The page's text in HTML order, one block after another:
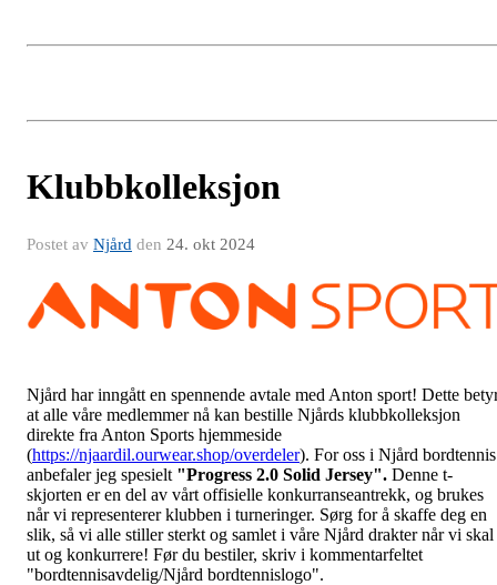
Klubbkolleksjon
Postet av Njård den 24. okt 2024
Njård har inngått en spennende avtale med Anton sport! Dette
at alle våre medlemmer nå kan bestille Njårds klubbkolleksjon
direkte fra Anton Sports hjemmeside
(https://njaardil.ourwear.shop/overdeler). For oss i Njård bordtennis
anbefaler jeg spesielt "Progress 2.0 Solid Jersey". Denne t-
skjorten er en del av vårt offisielle konkurranseantrekk, og brukes
når vi representerer klubben i turneringer. Sørg for å skaffe deg en
slik, så vi alle stiller sterkt og samlet i våre Njård drakter når vi skal
ut og konkurrere! Før du bestiler, skriv i kommentarfeltet
"bordtennisavdelig/Njård bordtennislogo".